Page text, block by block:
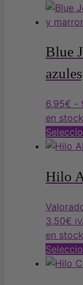
Blue
6,95€ -
en stock
Hilo
3,50€
en stock